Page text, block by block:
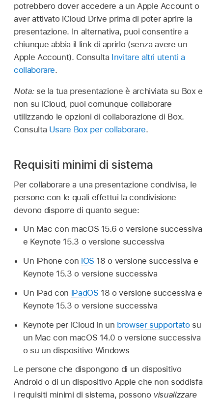
potrebbero dover accedere a un Apple Account o
aver attivato iCloud Drive prima di poter aprire la
presentazione. In alternativa, puoi consentire a
chiunque abbia il link di aprirlo (senza avere un
Apple Account). Consulta Invitare altri utenti a
collaborare.
Nota: se la tua presentazione è archiviata su Box e
non su iCloud, puoi comunque collaborare
utilizzando le opzioni di collaborazione di Box.
Consulta Usare Box per collaborare.
Requisiti minimi di sistema
Per collaborare a una presentazione condivisa, le
persone con le quali effettui la condivisione
devono disporre di quanto segue:
Un Mac con macOS 15.6 o versione successiva
e Keynote 15.3 o versione successiva
Un iPhone con iOS 18 o versione successiva e
Keynote 15.3 o versione successiva
Un iPad con iPadOS 18 o versione successiva e
Keynote 15.3 o versione successiva
Keynote per iCloud in un browser supportatosu
un Mac con macOS 14.0 o versione successiva
o su un dispositivo Windows
Le persone che dispongono di un dispositivo
Android o di un dispositivo Apple che non soddisfa
i requisiti minimi di sistema, possono visualizzare